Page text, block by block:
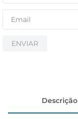
ENVIAR
Descrição
cerveja